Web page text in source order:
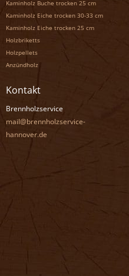
Kaminholz Buche trocken 25 cm
Kaminholz Eiche trocken 30-33 cm
Kaminholz Eiche trocken 25 cm
Holzbriketts
Holzpellets
Anzündholz
Kontakt
Brennholzservice
mail@brennholzservice-
hannover.de